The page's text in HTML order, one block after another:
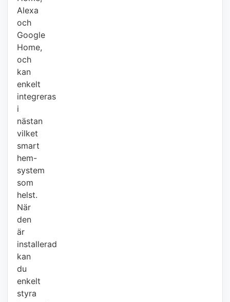
Alexa
och
Google
Home,
och
kan
enkelt
integreras
i
nästan
vilket
smart
hem-
system
som
helst.
När
den
är
installerad
kan
du
enkelt
styra